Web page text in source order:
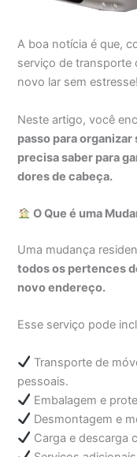
A boa notícia é que,
serviço de transporte
novo lar sem estresse!
Neste artigo, você
passo para
precisa saber para
dores de cabeça.
O Que é uma
Uma mudança
todos os pertences
novo endereço.
Esse serviço pode
Transporte de
pessoais.
Embalagem e
Desmontagem e
Carga e descarga